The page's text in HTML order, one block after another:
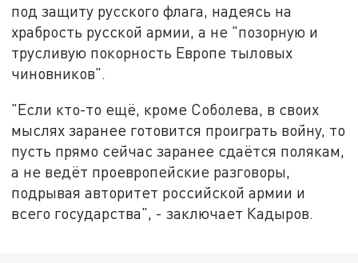
под защиту русского флага, надеясь на
храбрость русской армии, а не "позорную и
трусливую покорность Европе тыловых
чиновников".
"Если кто-то ещё, кроме Соболева, в своих
мыслях заранее готовится проиграть войну, то
пусть прямо сейчас заранее сдаётся полякам,
а не ведёт проевропейские разговоры,
подрывая авторитет российской армии и
всего государства", - заключает Кадыров.